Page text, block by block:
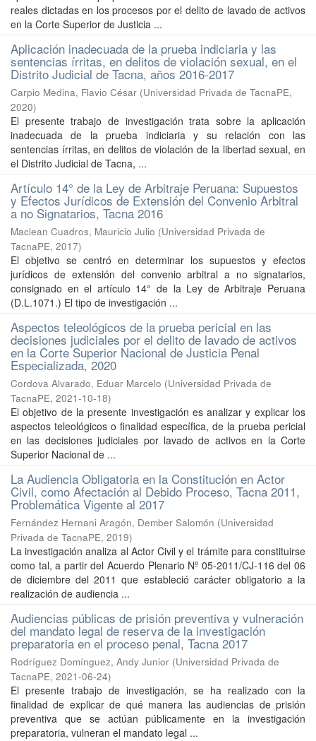
reales dictadas en los procesos por el delito de lavado de activos
en la Corte Superior de Justicia ...
Aplicación inadecuada de la prueba indiciaria y las
sentencias írritas, en delitos de violación sexual, en el
Distrito Judicial de Tacna, años 2016-2017
Carpio Medina, Flavio César (Universidad Privada de TacnaPE,
2020)
El presente trabajo de investigación trata sobre la aplicación
inadecuada de la prueba indiciaria y su relación con las
sentencias írritas, en delitos de violación de la libertad sexual, en
el Distrito Judicial de Tacna, ...
Artículo 14° de la Ley de Arbitraje Peruana: Supuestos
y Efectos Jurídicos de Extensión del Convenio Arbitral
a no Signatarios, Tacna 2016
Maclean Cuadros, Mauricio Julio (Universidad Privada de
TacnaPE, 2017)
El objetivo se centró en determinar los supuestos y efectos
jurídicos de extensión del convenio arbitral a no signatarios,
consignado en el artículo 14° de la Ley de Arbitraje Peruana
(D.L.1071.) El tipo de investigación ...
Aspectos teleológicos de la prueba pericial en las
decisiones judiciales por el delito de lavado de activos
en la Corte Superior Nacional de Justicia Penal
Especializada, 2020
Cordova Alvarado, Eduar Marcelo (Universidad Privada de
TacnaPE, 2021-10-18)
El objetivo de la presente investigación es analizar y explicar los
aspectos teleológicos o finalidad específica, de la prueba pericial
en las decisiones judiciales por lavado de activos en la Corte
Superior Nacional de ...
La Audiencia Obligatoria en la Constitución en Actor
Civil, como Afectación al Debido Proceso, Tacna 2011,
Problemática Vigente al 2017
Fernández Hernani Aragón, Dember Salomón (Universidad
Privada de TacnaPE, 2019)
La investigación analiza al Actor Civil y el trámite para constituirse
como tal, a partir del Acuerdo Plenario Nº 05-2011/CJ-116 del 06
de diciembre del 2011 que estableció carácter obligatorio a la
realización de audiencia ...
Audiencias públicas de prisión preventiva y vulneración
del mandato legal de reserva de la investigación
preparatoria en el proceso penal, Tacna 2017
Rodríguez Domínguez, Andy Junior (Universidad Privada de
TacnaPE, 2021-06-24)
El presente trabajo de investigación, se ha realizado con la
finalidad de explicar de qué manera las audiencias de prisión
preventiva que se actúan públicamente en la investigación
preparatoria, vulneran el mandato legal ...